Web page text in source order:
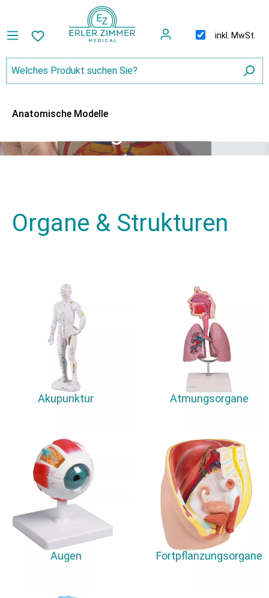
inkl. MwSt.
Anatomische Modelle
Strukturen
Organe & Strukturen
Akupunktur Atmungsorgane
Augen Fortpflanzungsorgane